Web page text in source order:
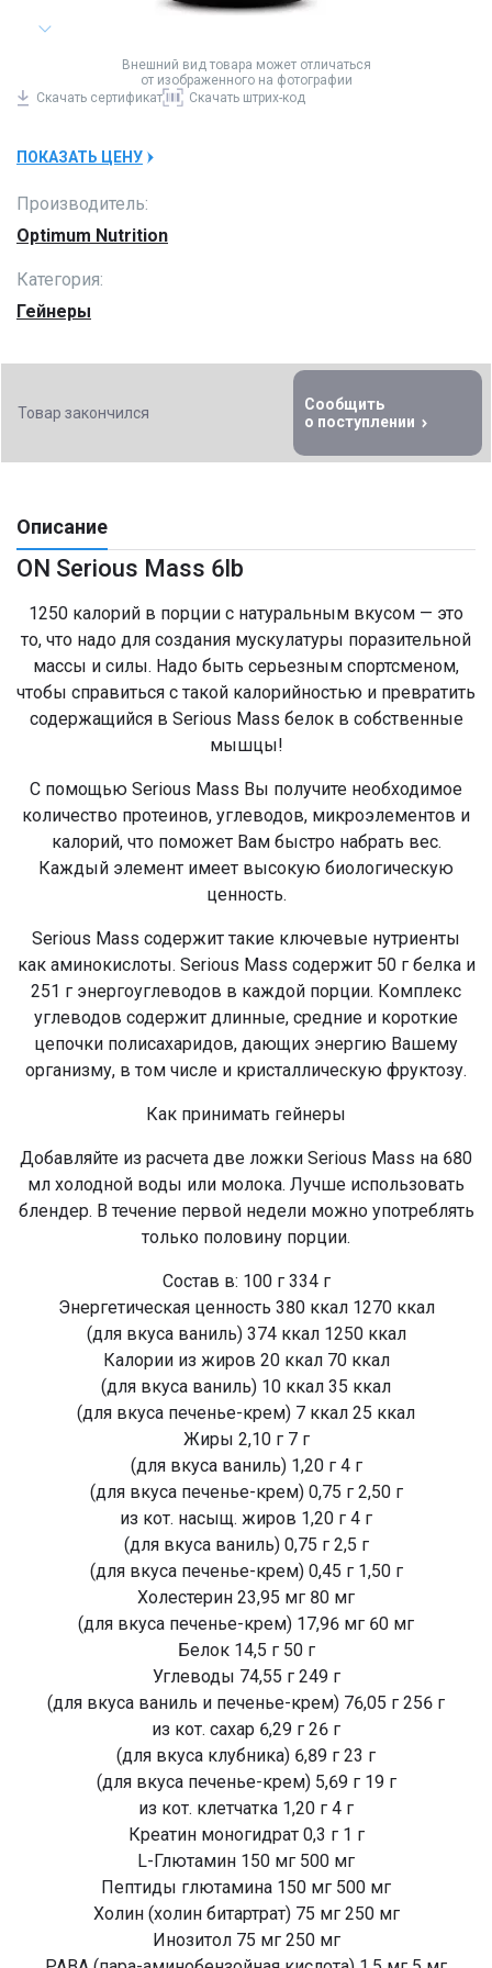
Внешний вид товара может отличаться
от изображенного на фотографии
Скачать сертификат Скачать штрих-код
ПОКАЗАТЬ ЦЕНУ
Производитель:
Optimum Nutrition
Категория:
Гейнеры
Товар закончился
Сообщить
о поступлении
Описание
ON Serious Mass 6lb
1250 калорий в порции с натуральным вкусом — это
то, что надо для создания мускулатуры поразительной
массы и силы. Надо быть серьезным спортсменом,
чтобы справиться с такой калорийностью и превратить
содержащийся в Serious Mass белок в собственные
мышцы!
С помощью Serious Mass Вы получите необходимое
количество протеинов, углеводов, микроэлементов и
калорий, что поможет Вам быстро набрать вес.
Каждый элемент имеет высокую биологическую
ценность.
Serious Mass содержит такие ключевые нутриенты
как аминокислоты. Serious Mass содержит 50 г белка и
251 г энергоуглеводов в каждой порции. Комплекс
углеводов содержит длинные, средние и короткие
цепочки полисахаридов, дающих энергию Вашему
организму, в том числе и кристаллическую фруктозу.
Как принимать гейнеры
Добавляйте из расчета две ложки Serious Mass на 680
мл холодной воды или молока. Лучше использовать
блендер. В течение первой недели можно употреблять
только половину порции.
Состав в: 100 г 334 г
Энергетическая ценность 380 ккал 1270 ккал
(для вкуса ваниль) 374 ккал 1250 ккал
Калории из жиров 20 ккал 70 ккал
(для вкуса ваниль) 10 ккал 35 ккал
(для вкуса печенье-крем) 7 ккал 25 ккал
Жиры 2,10 г 7 г
(для вкуса ваниль) 1,20 г 4 г
(для вкуса печенье-крем) 0,75 г 2,50 г
из кот. насыщ. жиров 1,20 г 4 г
(для вкуса ваниль) 0,75 г 2,5 г
(для вкуса печенье-крем) 0,45 г 1,50 г
Холестерин 23,95 мг 80 мг
(для вкуса печенье-крем) 17,96 мг 60 мг
Белок 14,5 г 50 г
Углеводы 74,55 г 249 г
(для вкуса ваниль и печенье-крем) 76,05 г 256 г
из кот. сахар 6,29 г 26 г
(для вкуса клубника) 6,89 г 23 г
(для вкуса печенье-крем) 5,69 г 19 г
из кот. клетчатка 1,20 г 4 г
Креатин моногидрат 0,3 г 1 г
L-Глютамин 150 мг 500 мг
Пептиды глютамина 150 мг 500 мг
Холин (холин битартрат) 75 мг 250 мг
Инозитол 75 мг 250 мг